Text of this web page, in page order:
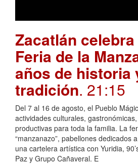
Zacatlán
Feria de la
años de historia
tradición. 21:15
Del 7 al 16 de agosto, el Pueblo
actividades culturales,
productivas para toda la familia. La
“manzanazo”, pabellones dedicados
una cartelera artística con Yuridia,
Paz y Grupo Cañaveral. E